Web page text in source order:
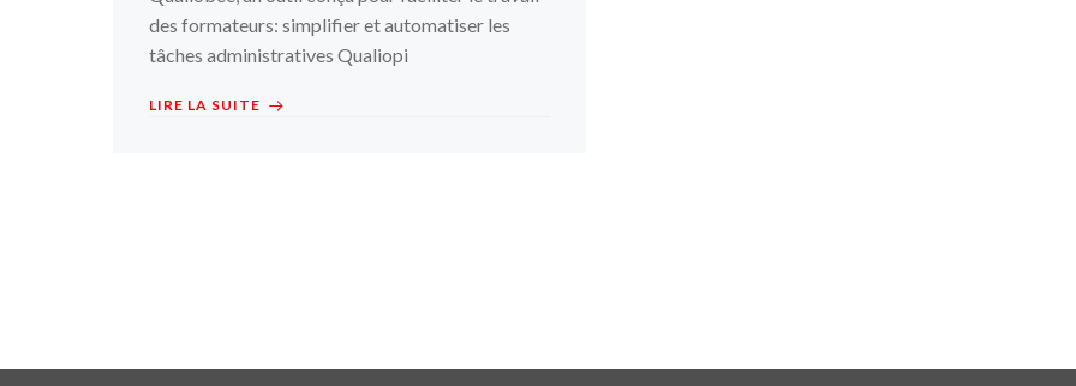
des formateurs: simplifier et automatiser les
tâches administratives Qualiopi
LIRE LA SUITE